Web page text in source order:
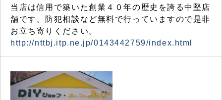
当店は信用で築いた創業４０年の歴史を誇る中堅店
舗です。防犯相談など無料で行っていますので是非
お立ち寄りください。
http://nttbj.itp.ne.jp/0143442759/index.html